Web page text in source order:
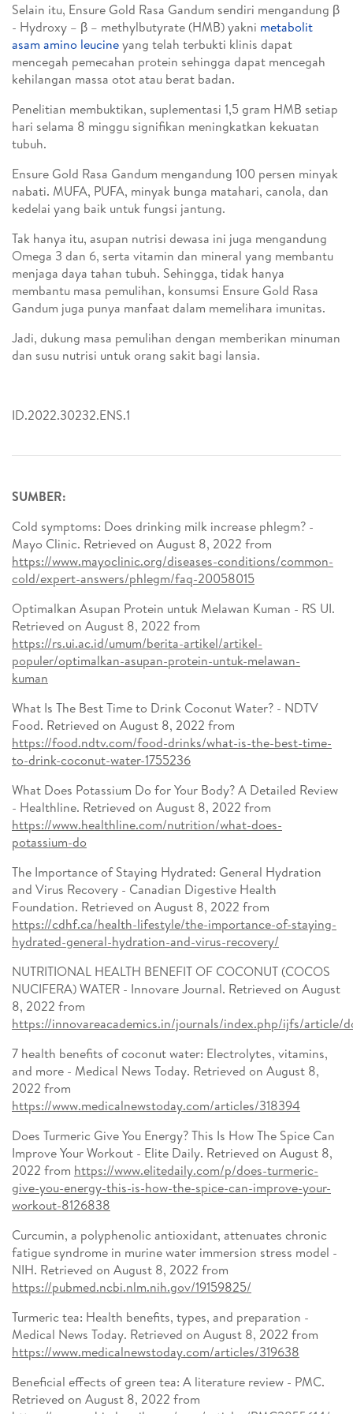
Selain itu, Ensure Gold Rasa Gandum sendiri mengandung β
- Hydroxy – β – methylbutyrate (HMB) yakni metabolit
asam amino leucineyang telah terbukti klinis dapat
mencegah pemecahan protein sehingga dapat mencegah
kehilangan massa otot atau berat badan.
Penelitian membuktikan, suplementasi 1,5 gram HMB setiap
hari selama 8 minggu signifikan meningkatkan kekuatan
tubuh.
Ensure Gold Rasa Gandum mengandung 100 persen minyak
nabati. MUFA, PUFA, minyak bunga matahari, canola, dan
kedelai yang baik untuk fungsi jantung.
Tak hanya itu, asupan nutrisi dewasa ini juga mengandung
Omega 3 dan 6, serta vitamin dan mineral yang membantu
menjaga daya tahan tubuh. Sehingga, tidak hanya
membantu masa pemulihan, konsumsi Ensure Gold Rasa
Gandum juga punya manfaat dalam memelihara imunitas.
Jadi, dukung masa pemulihan dengan memberikan minuman
dan susu nutrisi untuk orang sakit bagi lansia.
ID.2022.30232.ENS.1
SUMBER:
Cold symptoms: Does drinking milk increase phlegm? -
Mayo Clinic. Retrieved on August 8, 2022 from
https://www.mayoclinic.org/diseases-conditions/common-
cold/expert-answers/phlegm/faq-20058015
Optimalkan Asupan Protein untuk Melawan Kuman - RS UI.
Retrieved on August 8, 2022 from
https://rs.ui.ac.id/umum/berita-artikel/artikel-
populer/optimalkan-asupan-protein-untuk-melawan-
kuman
What Is The Best Time to Drink Coconut Water? - NDTV
Food. Retrieved on August 8, 2022 from
https://food.ndtv.com/food-drinks/what-is-the-best-time-
to-drink-coconut-water-1755236
What Does Potassium Do for Your Body? A Detailed Review
- Healthline. Retrieved on August 8, 2022 from
https://www.healthline.com/nutrition/what-does-
potassium-do
The Importance of Staying Hydrated: General Hydration
and Virus Recovery - Canadian Digestive Health
Foundation. Retrieved on August 8, 2022 from
https://cdhf.ca/health-lifestyle/the-importance-of-staying-
hydrated-general-hydration-and-virus-recovery/
NUTRITIONAL HEALTH BENEFIT OF COCONUT (COCOS
NUCIFERA) WATER - Innovare Journal. Retrieved on August
8, 2022 from
https://innovareacademics.in/journals/index.php/ijfs/article/
7 health benefits of coconut water: Electrolytes, vitamins,
and more - Medical News Today. Retrieved on August 8,
2022 from
https://www.medicalnewstoday.com/articles/318394
Does Turmeric Give You Energy? This Is How The Spice Can
Improve Your Workout - Elite Daily. Retrieved on August 8,
2022 from https://www.elitedaily.com/p/does-turmeric-
give-you-energy-this-is-how-the-spice-can-improve-your-
workout-8126838
Curcumin, a polyphenolic antioxidant, attenuates chronic
fatigue syndrome in murine water immersion stress model -
NIH. Retrieved on August 8, 2022 from
https://pubmed.ncbi.nlm.nih.gov/19159825/
Turmeric tea: Health benefits, types, and preparation -
Medical News Today. Retrieved on August 8, 2022 from
https://www.medicalnewstoday.com/articles/319638
Beneficial effects of green tea: A literature review - PMC.
Retrieved on August 8, 2022 from